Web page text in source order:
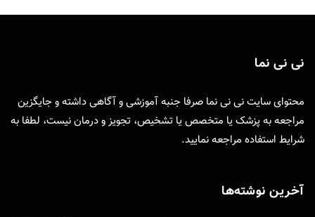
نی نی نما
محتوای سایت نی نی نما صرفا جنبه آموزشی و آگاهی داشته و جایگزین
مراجعه به پزشک یا متخصص یا تشخیص، تجویز و درمان نیست، لطفا به
شرایط استفاده مراجعه نمایید.
آخرین نوشته‌ها